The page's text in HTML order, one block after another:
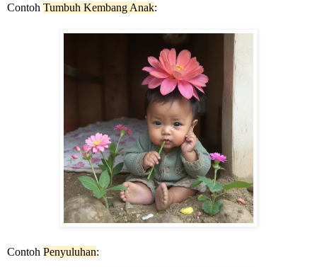
Contoh Tumbuh Kembang Anak:
Contoh Penyuluhan: